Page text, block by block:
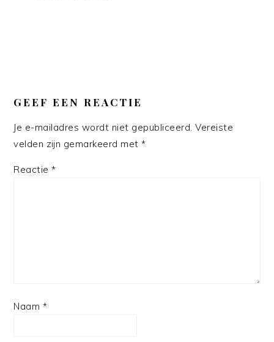
GEEF EEN REACTIE
Je e-mailadres wordt niet gepubliceerd. Vereiste
velden zijn gemarkeerd met*
Reactie*
Naam *